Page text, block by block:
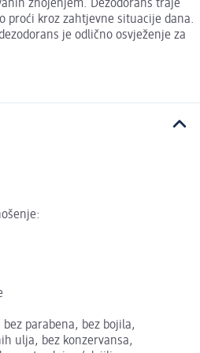
znojenjem. Dezodorans traje
proći kroz zahtjevne situacije dana.
je odlično osvježenje za
parabena, bez bojila,
ulja, bez konzervansa,